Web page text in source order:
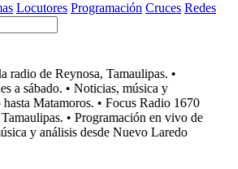
Locutores Programación Cruces Redes
de Reynosa, Tamaulipas. •
a sábado. • Noticias, música y
Matamoros. • Focus Radio 1670
• Programación en vivo de
y análisis desde Nuevo Laredo